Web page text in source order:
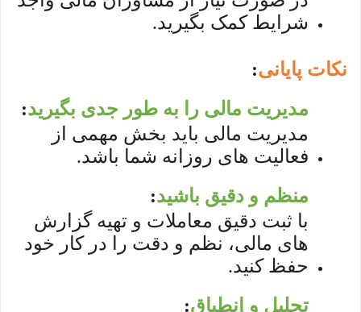
شرایط کمک بگیرید.
نکات پایانی:
مدیریت مالی را به طور جدی بگیرید:
مدیریت مالی باید بخش مهمی از
فعالیت های روزانه شما باشد.
منظم و دقیق باشید:
با ثبت دقیق معاملات و تهیه گزارش
های مالی، نظم و دقت را در کار خود
حفظ کنید.
تحلیل و انطباق: